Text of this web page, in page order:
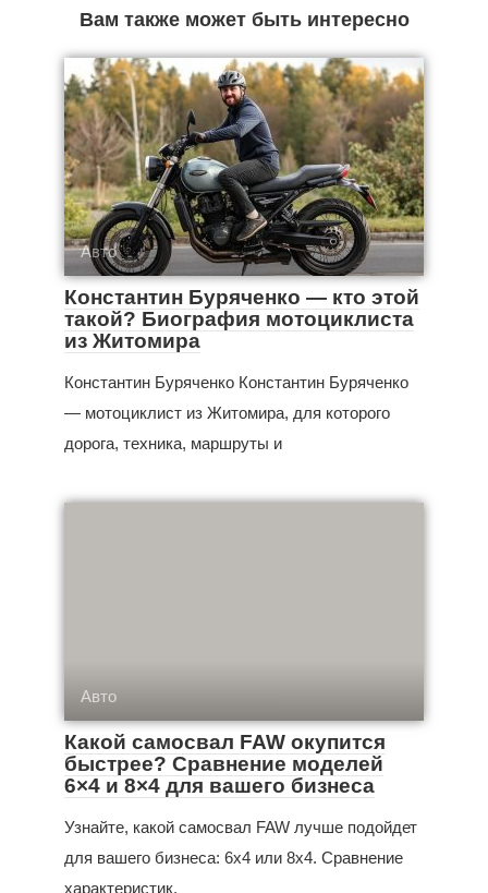
Вам также может быть интересно
Авто
Константин Буряченко — кто этой
такой? Биография мотоциклиста
из Житомира
Константин Буряченко Константин Буряченко
— мотоциклист из Житомира, для которого
дорога, техника, маршруты и
Авто
Какой самосвал FAW окупится
быстрее? Сравнение моделей
6×4 и 8×4 для вашего бизнеса
Узнайте, какой самосвал FAW лучше подойдет
для вашего бизнеса: 6x4 или 8x4. Сравнение
характеристик,